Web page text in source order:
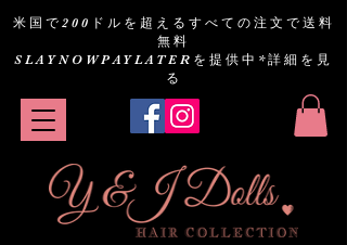
米国で200ドルを超えるすべての注文で送料
無料
SLAYNOWPAYLATERを提供中 *詳細を見
る